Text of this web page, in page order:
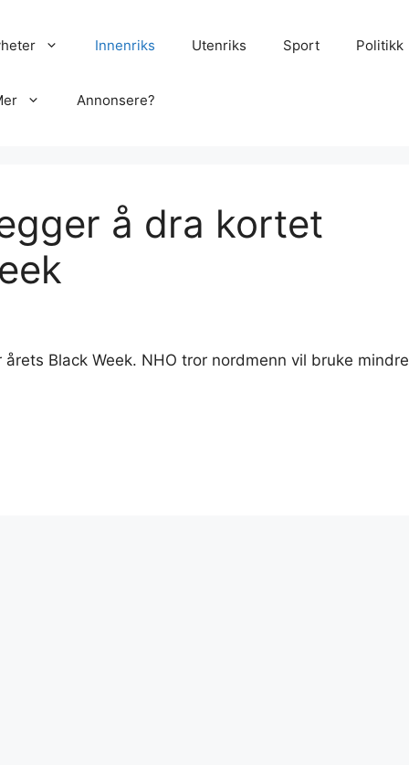
Innenriks Utenriks Sport Politikk
Annonsere?
å dra kortet
Black Week. NHO tror nordmenn vil bruke mindre